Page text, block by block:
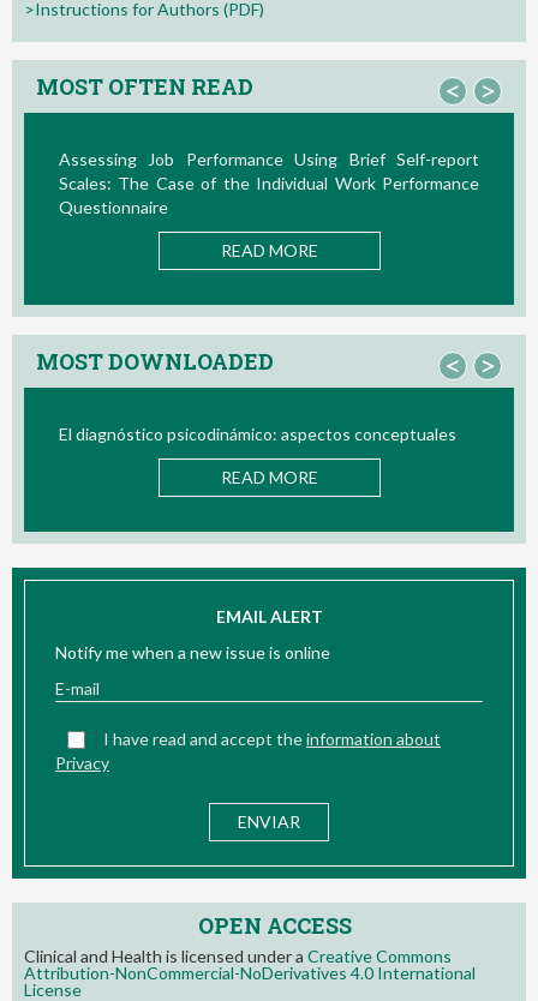
>Instructions for Authors (PDF)
MOST OFTEN READ < >
Assessing Job Performance Using Brief Self-report
Scales: The Case of the Individual Work Performance
Questionnaire
READ MORE
MOST DOWNLOADED < >
El diagnóstico psicodinámico: aspectos conceptuales
READ MORE
EMAIL ALERT
Notify me when a new issue is online
I have read and accept theinformation about
Privacy
OPEN ACCESS
Clinical and Health is licensed under a Creative Commons
Attribution-NonCommercial-NoDerivatives 4.0 International
License